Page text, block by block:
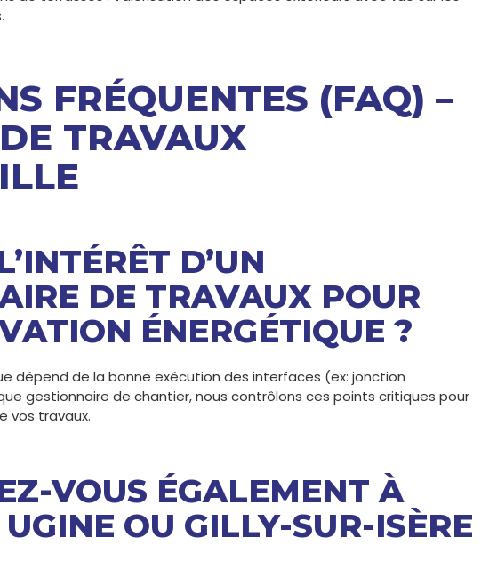
FRÉQUENTES (FAQ) –
TRAVAUX
D’UN
DE TRAVAUX POUR
ÉNERGÉTIQUE ?
dépend de la bonne exécution des interfaces (ex: jonction
gestionnaire de chantier, nous contrôlons ces points critiques pour
vos travaux.
VOUS ÉGALEMENT À
OU GILLY-SUR-ISÈRE